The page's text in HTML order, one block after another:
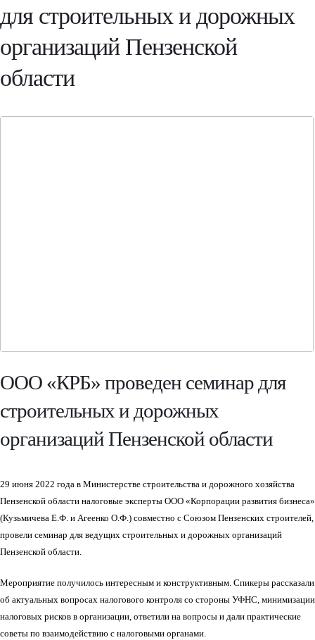
для строительных и дорожных
организаций Пензенской
области
ООО «КРБ» проведен семинар для
строительных и дорожных
организаций Пензенской области
29 июня 2022 года в Министерстве строительства и дорожного хозяйства
Пензенской области налоговые эксперты ООО «Корпорации развития бизнеса»
(Кузьмичева Е.Ф. и Агеенко О.Ф.) совместно с Союзом Пензенских строителей,
провели семинар для ведущих строительных и дорожных организаций
Пензенской области.
Мероприятие получилось интересным и конструктивным. Спикеры рассказали
об актуальных вопросах налогового контроля со стороны УФНС, минимизации
налоговых рисков в организации, ответили на вопросы и дали практические
советы по взаимодействию с налоговыми органами.